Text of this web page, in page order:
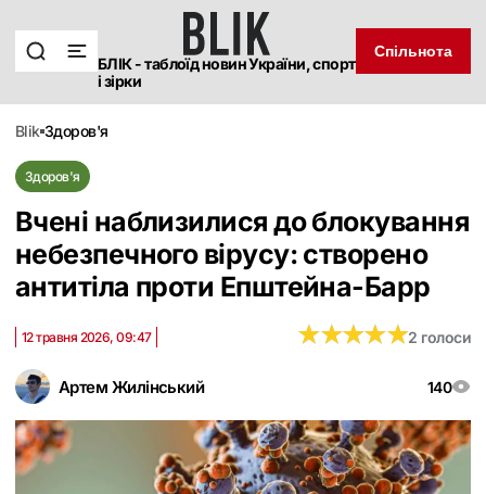
БЛІК - таблоїд новин України, спорт
і зірки
Спільнота
blik здоров'я
Здоров'я
Вчені наблизилися до блокування
небезпечного вірусу: створено
антитіла проти Епштейна-Барр
Артем Жилінський 140
12 травня 2026, 09:47 ★★★★★
★★★★★2 голоси